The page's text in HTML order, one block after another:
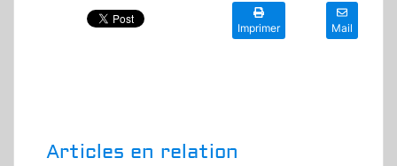
Imprimer Mail
Articles en relation